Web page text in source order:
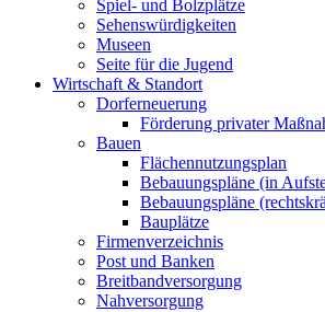
Spiel- und Bolzplätze
Sehenswürdigkeiten
Museen
Seite für die Jugend
Wirtschaft & Standort
Dorferneuerung
Förderung privater
Bauen
Flächennutzungsplan
Bebauungspläne (in
Bebauungspläne
Bauplätze
Firmenverzeichnis
Post und Banken
Breitbandversorgung
Nahversorgung